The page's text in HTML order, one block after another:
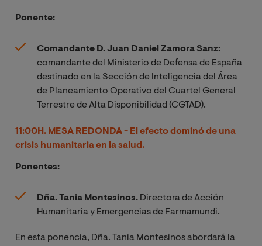
Ponente:
Comandante D. Juan Daniel Zamora Sanz:
comandante del Ministerio de Defensa de España
destinado en la Sección de Inteligencia del Área
de Planeamiento Operativo del Cuartel General
Terrestre de Alta Disponibilidad (CGTAD).
11:00H. MESA REDONDA- El efecto dominó de una
crisis humanitaria en la salud.
Ponentes:
Dña. Tania Montesinos. Directora de Acción
Humanitaria y Emergencias de Farmamundi.
En esta ponencia, Dña. Tania Montesinos abordará la